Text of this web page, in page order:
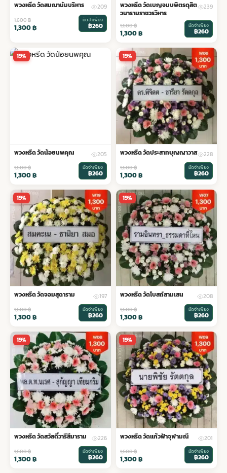
พวงหรีด วัดสมณานัมบริหาร 209
1,600฿
1,300฿
มัดจำเพียง
฿260
พวงหรีด วัดเบญจมบพิตรดุสิต
วนารามราชวรวิหาร
239
1,600฿
1,300฿
มัดจำเพียง
฿260
19%
พวงหรีด วัดน้อยนพคุณ 205
1,600฿
1,300฿
มัดจำเพียง
฿260
19%
พวงหรีด วัดประสาทบุญญาวาส 228
1,600฿
1,300฿
มัดจำเพียง
฿260
19%
พวงหรีด วัดจอมสุดาราม 197
1,600฿
1,300฿
มัดจำเพียง
฿260
19%
พวงหรีด วัดโบสถ์สามเสน 208
1,600฿
1,300฿
มัดจำเพียง
฿260
19%
พวงหรีด วัดสวัสดิ์วารีสีมาราม 226
1,600฿
1,300฿
มัดจำเพียง
฿260
19%
พวงหรีด วัดแก้วฟ้าจุฬามณี 201
1,600฿
1,300฿
มัดจำเพียง
฿260